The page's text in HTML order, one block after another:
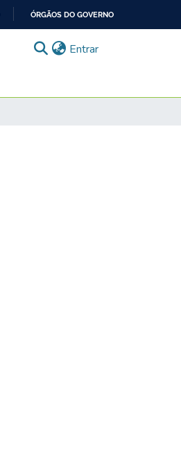
ÓRGÃOS DO GOVERNO
Entrar(current)